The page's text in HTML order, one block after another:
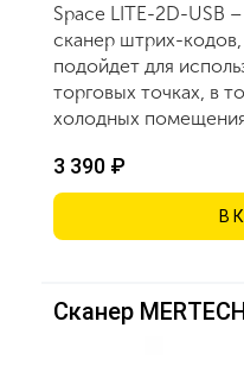
Space LITE-2D-USB
сканер штрих-
подойдет для
торговых точках, в
холодных
3 390 ₽
В
Сканер